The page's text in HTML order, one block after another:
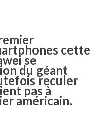
cette
se
du géant
reculer
pas à
américain.